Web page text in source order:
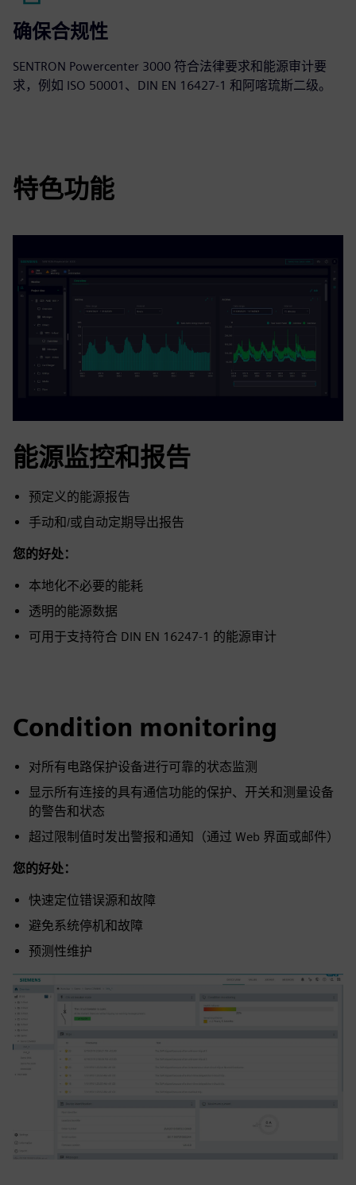
确保合规性
SENTRON Powercenter 3000 符合法律要求和能源审计要
求，例如 ISO 50001、DIN EN 16427-1 和阿喀琉斯二级。
特色功能
能源监控和报告
预定义的能源报告
手动和/或自动定期导出报告
您的好处：
本地化不必要的能耗
透明的能源数据
可用于支持符合 DIN EN 16247-1 的能源审计
Condition monitoring
对所有电路保护设备进行可靠的状态监测
显示所有连接的具有通信功能的保护、开关和测量设备
的警告和状态
超过限制值时发出警报和通知（通过 Web 界面或邮件）
您的好处：
快速定位错误源和故障
避免系统停机和故障
预测性维护